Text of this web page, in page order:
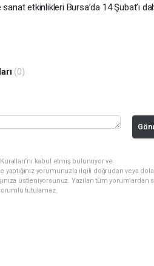
etkinlikleri Bursa’da 14 Şubat’ı
(0)
kabul etmiş bulunuyor ve
yorumunuzla ilgili doğrudan veya
üstleniyorsunuz. Yazılan tüm yorumlardan
tutulamaz.